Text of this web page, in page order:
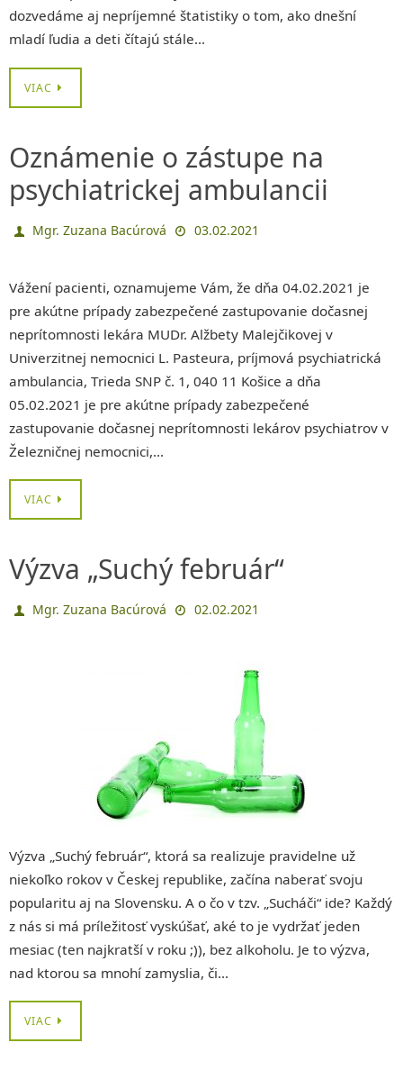
dozvedáme aj nepríjemné štatistiky o tom, ako dnešní
mladí ľudia a deti čítajú stále…
VIAC
Oznámenie o zástupe na
psychiatrickej ambulancii
Mgr. Zuzana Bacúrová 03.02.2021
Vážení pacienti, oznamujeme Vám, že dňa 04.02.2021 je
pre akútne prípady zabezpečené zastupovanie dočasnej
neprítomnosti lekára MUDr. Alžbety Malejčikovej v
Univerzitnej nemocnici L. Pasteura, príjmová psychiatrická
ambulancia, Trieda SNP č. 1, 040 11 Košice a dňa
05.02.2021 je pre akútne prípady zabezpečené
zastupovanie dočasnej neprítomnosti lekárov psychiatrov v
Železničnej nemocnici,…
VIAC
Výzva „Suchý február“
Mgr. Zuzana Bacúrová 02.02.2021
Výzva „Suchý február“, ktorá sa realizuje pravidelne už
niekoľko rokov v Českej republike, začína naberať svoju
popularitu aj na Slovensku. A o čo v tzv. „Sucháči“ ide? Každý
z nás si má príležitosť vyskúšať, aké to je vydržať jeden
mesiac (ten najkratší v roku ;)), bez alkoholu. Je to výzva,
nad ktorou sa mnohí zamyslia, či…
VIAC